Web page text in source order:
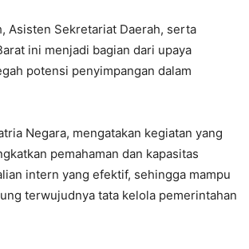
Asisten Sekretariat Daerah, serta
ini menjadi bagian dari upaya
potensi penyimpangan dalam
Negara, mengatakan kegiatan yang
pemahaman dan kapasitas
intern yang efektif, sehingga mampu
terwujudnya tata kelola pemerintahan